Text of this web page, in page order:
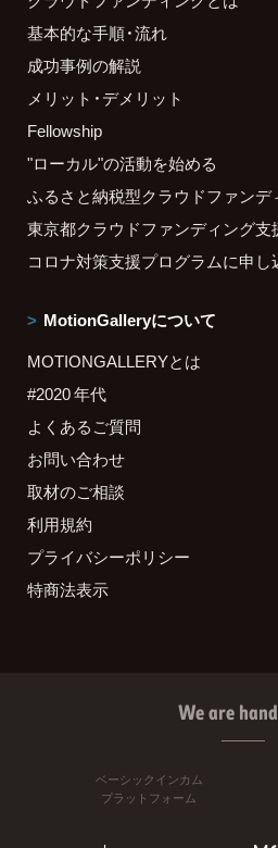
基本的な手順・流れ
成功事例の解説
メリット・デメリット
Fellowship
"ローカル"の活動を始める
ふるさと納税型クラウドファンデ
東京都クラウドファンディング支
コロナ対策支援プログラムに申し
MotionGalleryについて
MOTIONGALLERYとは
#2020 年代
よくあるご質問
お問い合わせ
取材のご相談
利用規約
プライバシーポリシー
特商法表示
We are
ベーシックインカム
プラットフォーム